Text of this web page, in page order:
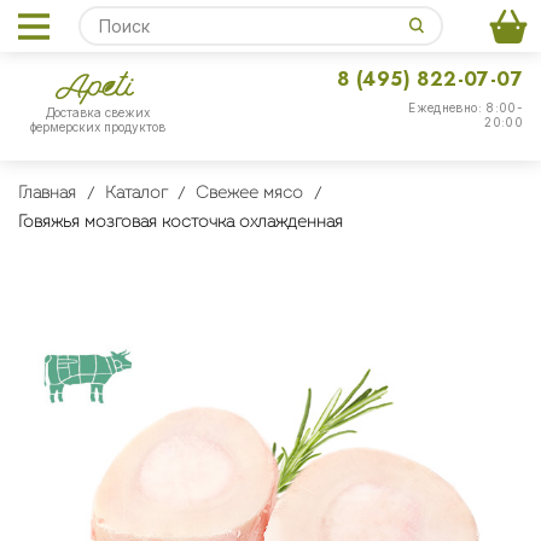
Доставка свежих
фермерских продуктов
Ежедневно: 8:00-
20:00
8 (495) 822-07-07
Главная Каталог
Свежее мясо
Говяжья мозговая косточка охлажденная